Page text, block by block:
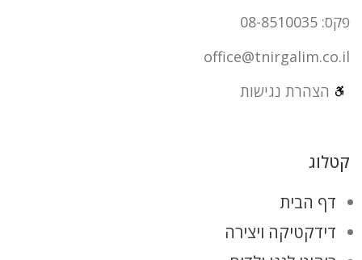
פקס: 08-8510035
office@tnirgalim.co.il
הצהרת נגישות
קטלוג
דף הבית
דידקטיקה ויצירה